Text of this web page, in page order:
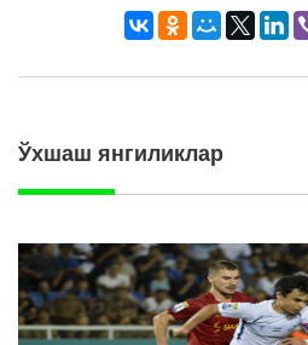
Ўхшаш янгиликлар